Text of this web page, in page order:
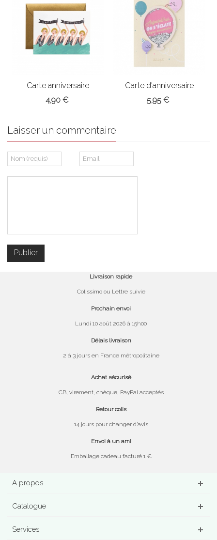
Carte anniversaire
Piscine
4,90 €
Carte d'anniversaire
Paillette
5,95 €
Laisser un commentaire
Livraison rapide
Colissimo ou Lettre suivie
Prochain envoi
Lundi 10 août 2026 à 15h00
Délais livraison
2 à 3 jours en France métropolitaine
Achat sécurisé
CB, virement, chèque, PayPal acceptés
Retour colis
14 jours pour changer d’avis
Envoi à un ami
Emballage cadeau facturé 1 €
A propos
Catalogue
Services